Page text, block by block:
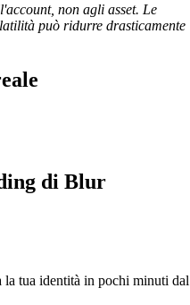
non agli asset. Le
può ridurre drasticamente
di Blur
tua identità in pochi minuti dal